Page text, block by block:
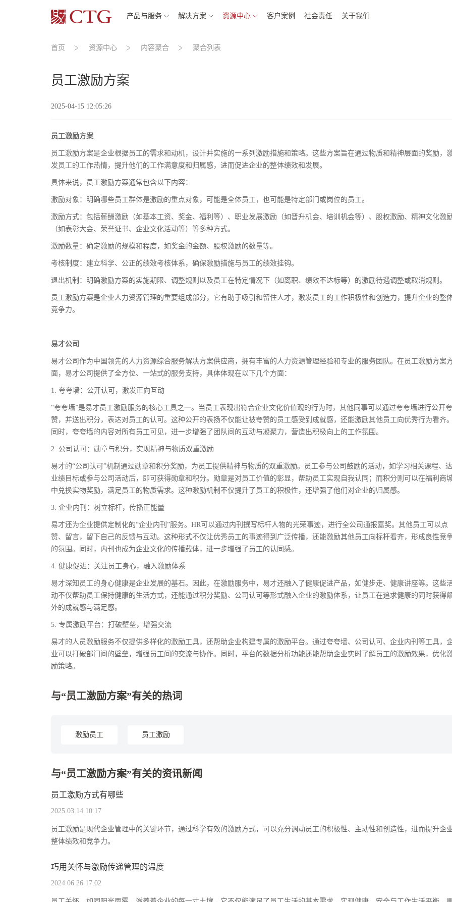
产品与服务 解决方案 资源中心 客户案例 社会责任 关于我们
首页 资源中心 内容聚合 聚合列表
员工激励方案
2025-04-15 12:05:26
员工激励方案
员工激励方案是企业根据员工的需求和动机，设计并实施的一系列激励措施和策略。这些方案旨在通过物质和精神层面的奖励，
发员工的工作热情，提升他们的工作满意度和归属感，进而促进企业的整体绩效和发展。
具体来说，员工激励方案通常包含以下内容：
激励对象：明确哪些员工群体是激励的重点对象，可能是全体员工，也可能是特定部门或岗位的员工。
激励方式：包括薪酬激励（如基本工资、奖金、福利等）、职业发展激励（如晋升机会、培训机会等）、股权激励、精神文化激
（如表彰大会、荣誉证书、企业文化活动等）等多种方式。
激励数量：确定激励的规模和程度，如奖金的金额、股权激励的数量等。
考核制度：建立科学、公正的绩效考核体系，确保激励措施与员工的绩效挂钩。
退出机制：明确激励方案的实施期限、调整规则以及员工在特定情况下（如离职、绩效不达标等）的激励待遇调整或取消规则。
员工激励方案是企业人力资源管理的重要组成部分，它有助于吸引和留住人才，激发员工的工作积极性和创造力，提升企业的整
竞争力。
易才公司
易才公司作为中国领先的人力资源综合服务解决方案供应商，拥有丰富的人力资源管理经验和专业的服务团队。在员工激励方案
面，易才公司提供了全方位、一站式的服务支持，具体体现在以下几个方面：
1. 夸夸墙：公开认可，激发正向互动
“夸夸墙”是易才员工激励服务的核心工具之一。当员工表现出符合企业文化价值观的行为时，其他同事可以通过夸夸墙进行公开夸
赞，并送出积分，表达对员工的认可。这种公开的表扬不仅能让被夸赞的员工感受到成就感，还能激励其他员工向优秀行为看齐。
同时，夸夸墙的内容对所有员工可见，进一步增强了团队间的互动与凝聚力，营造出积极向上的工作氛围。
2. 公司认可：勋章与积分，实现精神与物质双重激励
易才的“公司认可”机制通过勋章和积分奖励，为员工提供精神与物质的双重激励。员工参与公司鼓励的活动，如学习相关课程、
业绩目标或参与公司活动后，即可获得勋章和积分。勋章是对员工价值的彰显，帮助员工实现自我认同；而积分则可以在福利商
中兑换实物奖励，满足员工的物质需求。这种激励机制不仅提升了员工的积极性，还增强了他们对企业的归属感。
3. 企业内刊：树立标杆，传播正能量
易才还为企业提供定制化的“企业内刊”服务。HR可以通过内刊撰写标杆人物的光荣事迹，进行全公司通报嘉奖。其他员工可以点
赞、留言，留下自己的反馈与互动。这种形式不仅让优秀员工的事迹得到广泛传播，还能激励其他员工向标杆看齐，形成良性竞
的氛围。同时，内刊也成为企业文化的传播载体，进一步增强了员工的认同感。
4. 健康促进：关注员工身心，融入激励体系
易才深知员工的身心健康是企业发展的基石。因此，在激励服务中，易才还融入了健康促进产品，如健步走、健康讲座等。这些
动不仅帮助员工保持健康的生活方式，还能通过积分奖励、公司认可等形式融入企业的激励体系，让员工在追求健康的同时获得
外的成就感与满足感。
5. 专属激励平台：打破壁垒，增强交流
易才的人员激励服务不仅提供多样化的激励工具，还帮助企业构建专属的激励平台。通过夸夸墙、公司认可、企业内刊等工具，
业可以打破部门间的壁垒，增强员工间的交流与协作。同时，平台的数据分析功能还能帮助企业实时了解员工的激励效果，优化
励策略。
与“员工激励方案”有关的热词
激励员工 员工激励
与“员工激励方案”有关的资讯新闻
员工激励方式有哪些
2025.03.14 10:17
员工激励是现代企业管理中的关键环节，通过科学有效的激励方式，可以充分调动员工的积极性、主动性和创造性，进而提升企
整体绩效和竞争力。
巧用关怀与激励传递管理的温度
2024.06.26 17:02
人事服务